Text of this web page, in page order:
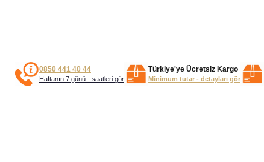
0850 441 40 44
Haftanın 7 günü - saatleri gör
Türkiye'ye Ücretsiz Kargo
Minimum tutar - detayları gör